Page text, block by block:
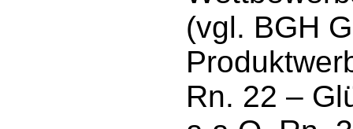
(vgl. BGH
Rn. 22 –